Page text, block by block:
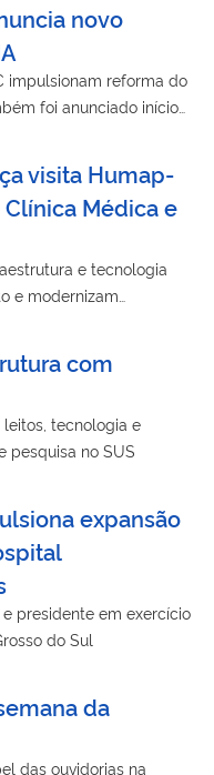
novo
impulsionam reforma do
foi anunciado início
visita Humap-
Médica e
e tecnologia
e modernizam
com
tecnologia e
pesquisa no SUS
expansão
presidente em exercício
do Sul
da
das ouvidorias na